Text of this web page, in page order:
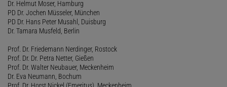
Dr. Helmut Moser, Hamburg
PD Dr. Jochen Müsseler, München
PD Dr. Hans Peter Musahl, Duisburg
Dr. Tamara Musfeld, Berlin
Prof. Dr. Friedemann Nerdinger, Rostock
Prof. Dr. Dr. Petra Netter, Gießen
Prof. Dr. Walter Neubauer, Meckenheim
Dr. Eva Neumann, Bochum
Prof. Dr. Horst Nickel (Emeritus), Meckenheim